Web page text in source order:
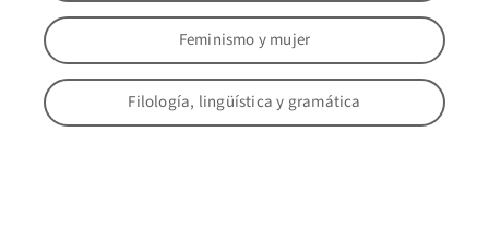
Feminismo y mujer
Filología, lingüística y gramática